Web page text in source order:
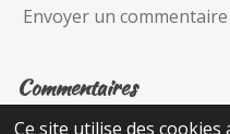
Ce site utilise des cookies
Envoyer un commentaire
Commentaires